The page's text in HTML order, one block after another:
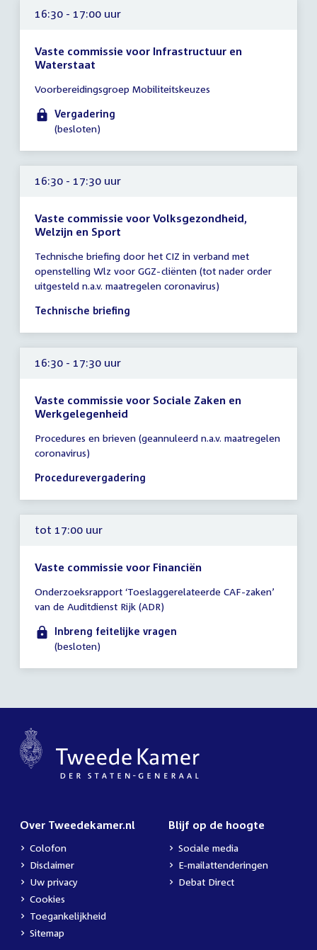
16:30 - 17:00 uur
Vaste commissie voor Infrastructuur en
Waterstaat
vergadering
16:30
-
17:00
uur
Voorbereidingsgroep Mobiliteitskeuzes
Vergadering
(besloten)
16:30 - 17:30 uur
Vaste commissie voor Volksgezondheid,
Welzijn en Sport
vergadering
16:30
-
17:30
Technische briefing door het CIZ in verband met
openstelling Wlz voor GGZ-cliënten (tot nader order
uitgesteld n.a.v. maatregelen coronavirus)
Technische briefing
16:30 - 17:30 uur
Vaste commissie voor Sociale Zaken en
Werkgelegenheid
vergadering
16:30
-
uur
Procedures en brieven (geannuleerd n.a.v. maatregelen
coronavirus)
Procedurevergadering
tot 17:00 uur
Vaste commissie voor Financiën
vergadering
tot
17:00
uur
Onderzoeksrapport ‘Toeslaggerelateerde CAF-zaken’
van de Auditdienst Rijk (ADR)
Inbreng feitelijke vragen
(besloten)
Over Tweedekamer.nl
Colofon
Disclaimer
Uw privacy
Cookies
Toegankelijkheid
Sitemap
Blijf op de hoogte
Sociale media
E-mailattenderingen
Debat Direct